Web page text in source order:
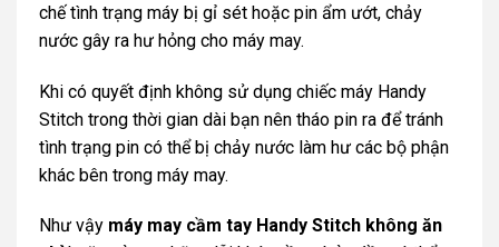
chế tình trạng máy bị gỉ sét hoặc pin ẩm ướt, chảy
nước gây ra hư hỏng cho máy may.
Khi có quyết định không sử dụng chiếc máy Handy
Stitch trong thời gian dài bạn nên tháo pin ra để tránh
tình trạng pin có thể bị chảy nước làm hư các bộ phận
khác bên trong máy may.
Như vậy máy may cầm tay Handy Stitch không ăn